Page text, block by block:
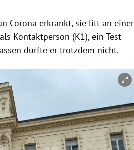
Corona erkrankt, sie litt an einer
Kontaktperson (K1), ein Test
durfte er trotzdem nicht.